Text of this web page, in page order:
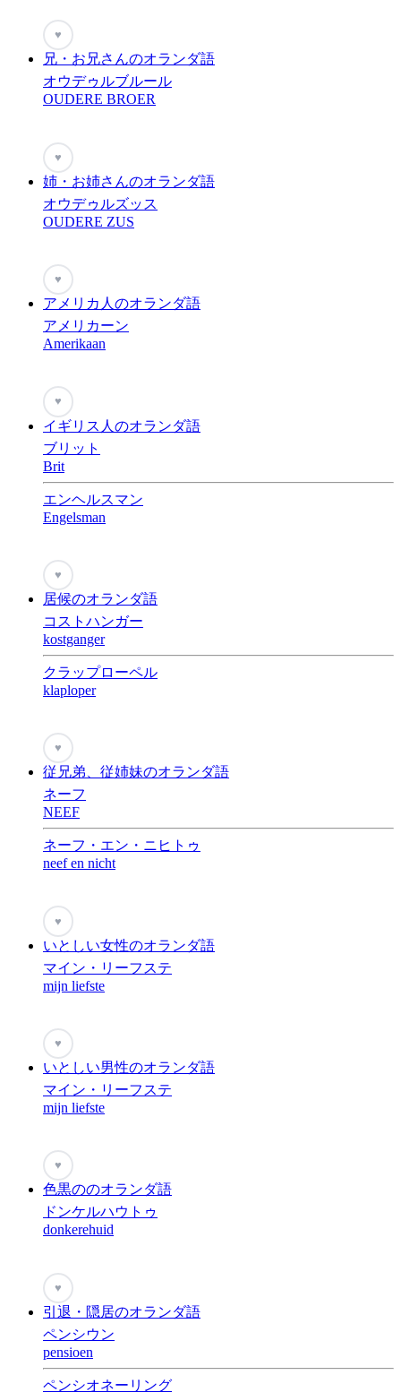
♥
兄・お兄さんのオランダ語
オウデゥルブルール
OUDERE BROER
♥
姉・お姉さんのオランダ語
オウデゥルズッス
OUDERE ZUS
♥
アメリカ人のオランダ語
アメリカーン
Amerikaan
♥
イギリス人のオランダ語
ブリット
Brit
エンヘルスマン
Engelsman
♥
居候のオランダ語
コストハンガー
kostganger
クラップローペル
klaploper
♥
従兄弟、従姉妹のオランダ語
ネーフ
NEEF
ネーフ・エン・ニヒトゥ
neef en nicht
♥
いとしい女性のオランダ語
マイン・リーフステ
mijn liefste
♥
いとしい男性のオランダ語
マイン・リーフステ
mijn liefste
♥
色黒ののオランダ語
ドンケルハウトゥ
donkerehuid
♥
引退・隠居のオランダ語
ペンシウン
pensioen
ペンシオネーリング